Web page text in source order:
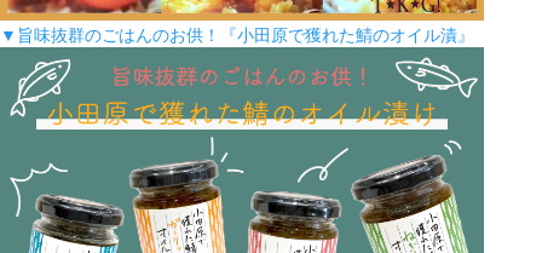
▼旨味抜群のごはんのお供！『小田原で獲れた鯖のオイル漬』